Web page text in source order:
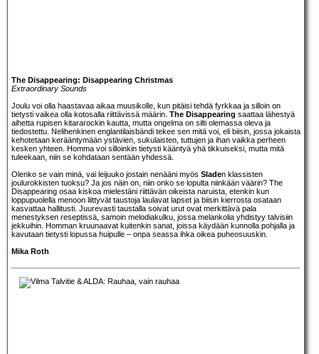
The Disappearing: Disappearing Christmas
Extraordinary Sounds
Joulu voi olla haastavaa aikaa muusikolle, kun pitäisi tehdä fyrkkaa ja silloin on
tietysti vaikea olla kotosalla riittävissä määrin. The Disappearing saattaa lähestyä
aihetta rupisen kitararockin kautta, mutta ongelma on silti olemassa oleva ja
tiedostettu. Nelihenkinen englantilaisbändi tekee sen mitä voi, eli biisin, jossa jokaista
kehotetaan kerääntymään ystävien, sukulaisten, tuttujen ja ihan vaikka perheen
kesken yhteen. Homma voi silloinkin tietysti kääntyä yhä tikkuiseksi, mutta mitä
tuleekaan, niin se kohdataan sentään yhdessä.
Olenko se vain minä, vai leijuuko jostain nenääni myös Sladen klassisten
joulurokkisten tuoksu? Ja jos näin on, niin onko se lopulta niinkään väärin? The
Disappearing osaa kiskoa mielestäni riittävän oikeista naruista, etenkin kun
loppupuolella menoon liittyvät taustoja laulavat lapset ja biisin kierrosta osataan
kasvattaa hallitusti. Juurevasti taustalla soivat urut ovat merkittävä pala
menestyksen reseptissä, samoin melodiakulku, jossa melankolia yhdistyy talvisiin
jekkuihin. Homman kruunaavat kuitenkin sanat, joissa käydään kunnolla pohjalla ja
kavutaan tietysti lopussa huipulle – onpa seassa ihka oikea puheosuuskin.
Mika Roth